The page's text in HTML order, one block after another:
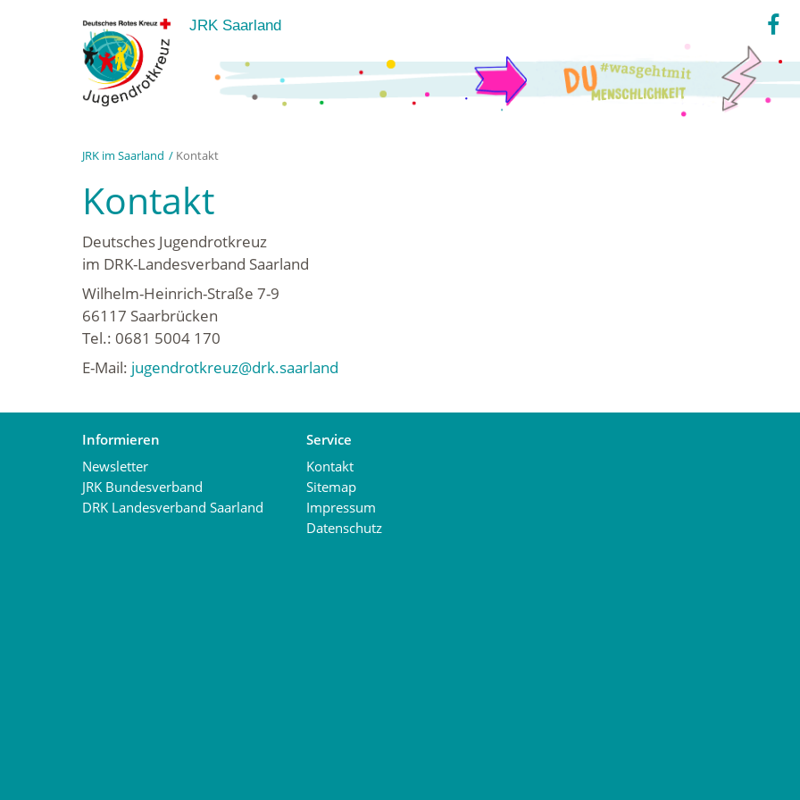
JRK Saarland
JRK im Saarland Kontakt
Kontakt
Deutsches Jugendrotkreuz
im DRK-Landesverband Saarland
Wilhelm-Heinrich-Straße 7-9
66117 Saarbrücken
Tel.: 0681 5004 170
E-Mail: jugendrotkreuz@drk.saarland
Informieren
Newsletter
JRK Bundesverband
DRK Landesverband Saarland
Service
Kontakt
Sitemap
Impressum
Datenschutz